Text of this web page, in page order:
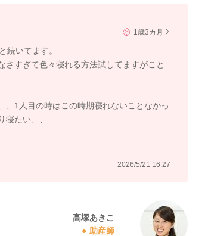
1歳3カ月
続いてます。
すぎて色々寝れる方法試してますがこと
、1人目の時はこの時期寝れないことなかっ
たい、、
2026/5/21 16:27
高塚あきこ
助産師